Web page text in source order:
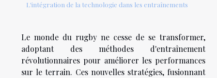
L'intégration de la technologie dans les entraînements
Le monde du rugby ne cesse de se transformer,
adoptant des méthodes d'entraînement
révolutionnaires pour améliorer les performances
sur le terrain. Ces nouvelles stratégies, fusionnant